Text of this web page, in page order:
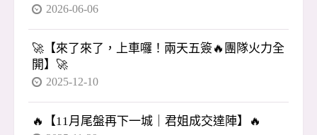
2026-06-06
🚀【來了來了，上車囉！兩天五簽🔥團隊火力全
開】🚀
2025-12-10
🔥【11月尾盤再下一城｜君姐成交達陣】🔥